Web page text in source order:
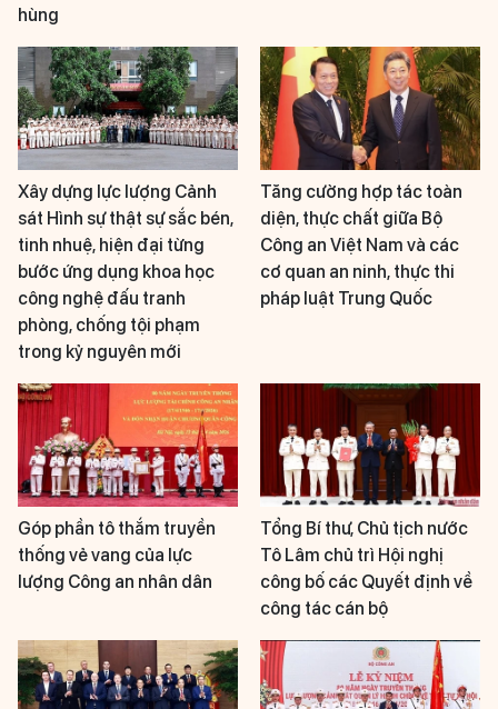
hùng
Xây dựng lực lượng Cảnh
sát Hình sự thật sự sắc bén,
tinh nhuệ, hiện đại từng
bước ứng dụng khoa học
công nghệ đấu tranh
phòng, chống tội phạm
trong kỷ nguyên mới
Tăng cường hợp tác toàn
diện, thực chất giữa Bộ
Công an Việt Nam và các
cơ quan an ninh, thực thi
pháp luật Trung Quốc
Góp phần tô thắm truyền
thống vẻ vang của lực
lượng Công an nhân dân
Tổng Bí thư, Chủ tịch nước
Tô Lâm chủ trì Hội nghị
công bố các Quyết định về
công tác cán bộ